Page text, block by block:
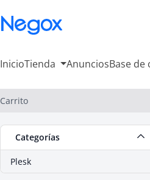
InicioTienda AnunciosBase
Carrito
Categorías
Plesk